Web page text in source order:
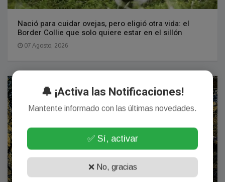
Nació para cuidar ovejas, pero eligió otra vida: el
Border Collie que solo quiere estar en el sillón
07 Agosto, 2026
🔔 ¡Activa las Notificaciones!
Mantente informado con las últimas novedades.
✅ Sí, activar
❌ No, gracias